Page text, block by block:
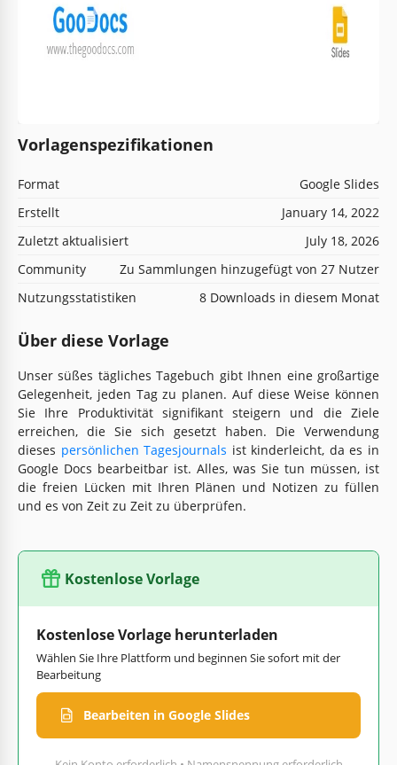
Vorlagenspezifikationen
Format
Google Slides
Erstellt
January 14, 2022
Zuletzt aktualisiert
July 18, 2026
Community
Zu Sammlungen hinzugefügt von 27 Nutzer
Nutzungsstatistiken
8 Downloads in diesem Monat
Über diese Vorlage
Unser süßes tägliches Tagebuch gibt Ihnen eine großartige
Gelegenheit, jeden Tag zu planen. Auf diese Weise können
Sie Ihre Produktivität signifikant steigern und die Ziele
erreichen, die Sie sich gesetzt haben. Die Verwendung
dieses persönlichen Tagesjournals ist kinderleicht, da es in
Google Docs bearbeitbar ist. Alles, was Sie tun müssen, ist
die freien Lücken mit Ihren Plänen und Notizen zu füllen
und es von Zeit zu Zeit zu überprüfen.
Kostenlose Vorlage
Kostenlose Vorlage herunterladen
Wählen Sie Ihre Plattform und beginnen Sie sofort mit der
Bearbeitung
Bearbeiten in Google Slides